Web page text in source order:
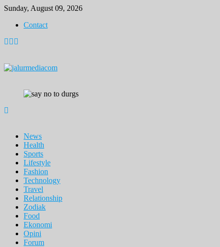
Skip
content
Sunday, August 09, 2026
Contact
News
Health
Sports
Lifestyle
Fashion
Technology
Travel
Relationship
Zodiak
Food
Ekonomi
Opini
Forum